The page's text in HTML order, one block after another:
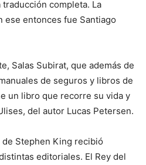
completa. La
entonces fue Santiago
Salas Subirat, que además de
de seguros y libros de
un libro que recorre su vida y
del autor Lucas Petersen.
de Stephen King recibió
editoriales. El Rey del